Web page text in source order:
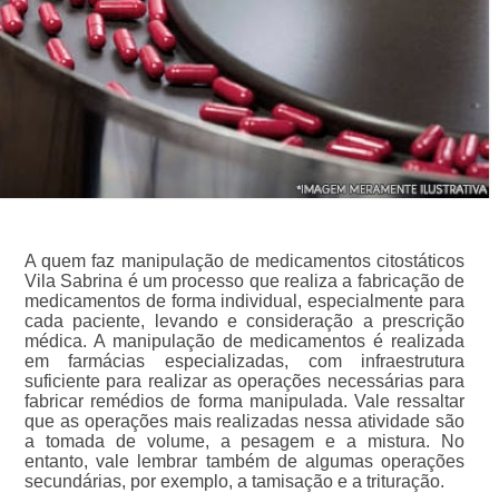
A quem faz manipulação de medicamentos citostáticos
Vila Sabrina é um processo que realiza a fabricação de
medicamentos de forma individual, especialmente para
cada paciente, levando e consideração a prescrição
médica. A manipulação de medicamentos é realizada
em farmácias especializadas, com infraestrutura
suficiente para realizar as operações necessárias para
fabricar remédios de forma manipulada. Vale ressaltar
que as operações mais realizadas nessa atividade são
a tomada de volume, a pesagem e a mistura. No
entanto, vale lembrar também de algumas operações
secundárias, por exemplo, a tamisação e a trituração.